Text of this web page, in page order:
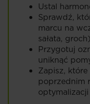
Ustal
Sprawdź,
marcu na
sałata,
Przygotuj
uniknąć
Zapisz,
poprzednim